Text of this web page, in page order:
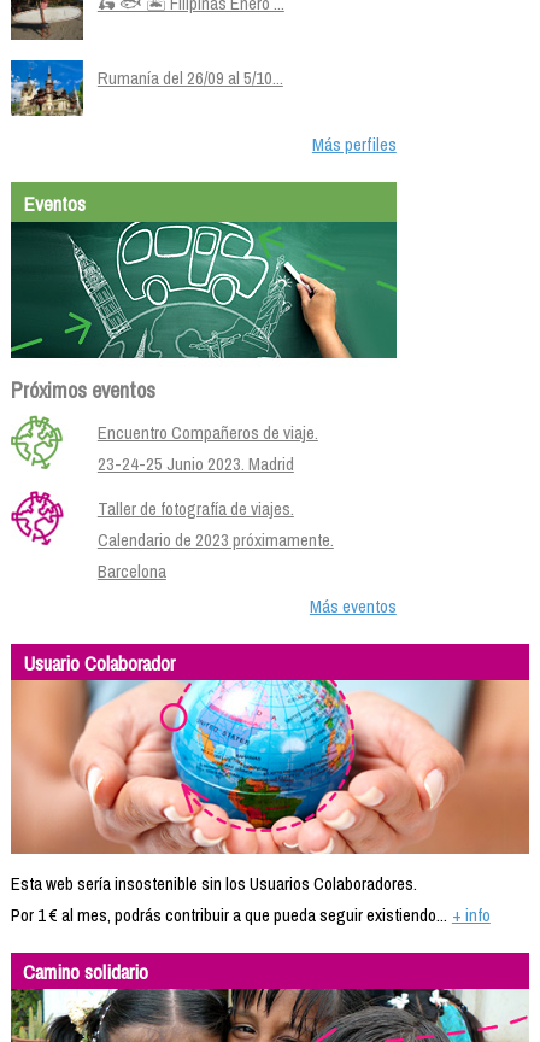
Rumanía del 26/09 al 5/10...
Más perfiles
Eventos
Próximos eventos
Encuentro Compañeros de viaje.
23-24-25 Junio 2023. Madrid
Taller de fotografía de viajes.
Calendario de 2023 próximamente.
Barcelona
Más eventos
Usuario Colaborador
Esta web sería insostenible sin los Usuarios Colaboradores.
Por 1 € al mes, podrás contribuir a que pueda seguir existiendo... + info
Camino solidario